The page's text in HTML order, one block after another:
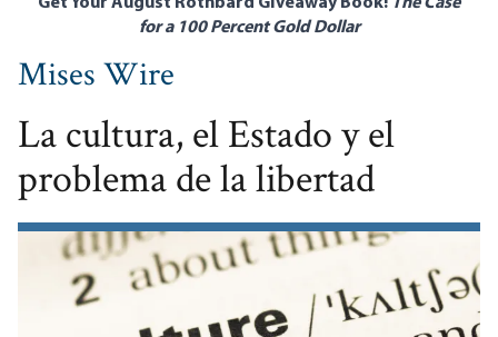
Get Your August Rothbard Giveaway Book! The Case
for a 100 Percent Gold Dollar
Mises Wire
La cultura, el Estado y el
problema de la libertad